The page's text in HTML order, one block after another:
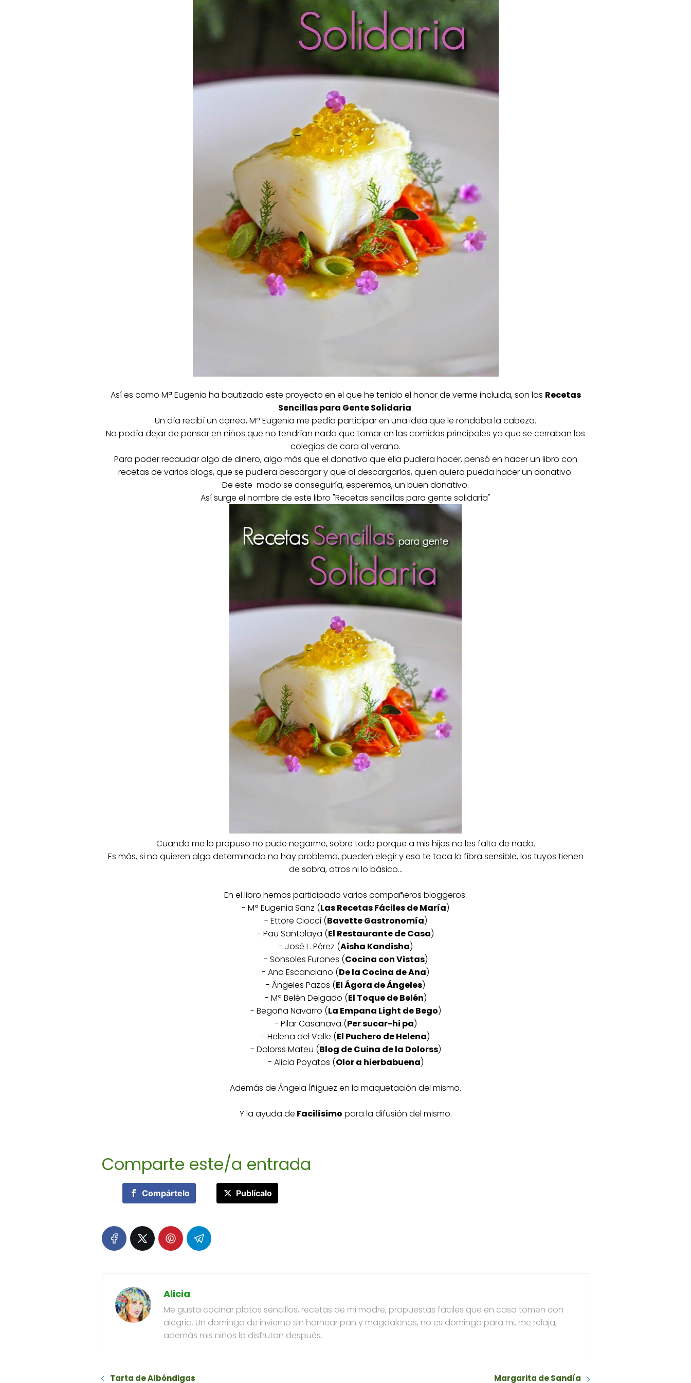
Así es como Mª Eugenia ha bautizado este proyecto en el que he tenido el honor de verme incluida, son las Recetas
Sencillas para Gente Solidaria.
Un día recibí un correo, Mª Eugenia me pedía participar en una idea que le rondaba la cabeza.
No podía dejar de pensar en niños que no tendrían nada que tomar en las comidas principales ya que se cerraban los
colegios de cara al verano.
Para poder recaudar algo de dinero, algo más que el donativo que ella pudiera hacer, pensó en hacer un libro con
recetas de varios blogs, que se pudiera descargar y que al descargarlos, quien quiera pueda hacer un donativo.
De este modo se conseguiría, esperemos, un buen donativo.
Así surge el nombre de este libro "Recetas sencillas para gente solidaria"
Cuando me lo propuso no pude negarme, sobre todo porque a mis hijos no les falta de nada.
Es más, si no quieren algo determinado no hay problema, pueden elegir y eso te toca la fibra sensible, los tuyos tienen
de sobra, otros ni lo básico...
En el libro hemos participado varios compañeros bloggeros:
- Mª Eugenia Sanz (Las Recetas Fáciles de María)
- Ettore Ciocci (Bavette Gastronomía)
- Pau Santolaya (El Restaurante de Casa)
- José L. Pérez (Aisha Kandisha)
- Sonsoles Furones (Cocina con Vistas)
- Ana Escanciano (De la Cocina de Ana)
- Ángeles Pazos (El Ágora de Ángeles)
- Mª Belén Delgado (El Toque de Belén)
- Begoña Navarro (La Empana Light de Bego)
- Pilar Casanava (Per sucar-hi pa)
- Helena del Valle (El Puchero de Helena)
- Dolorss Mateu (Blog de Cuina de la Dolorss)
- Alicia Poyatos (Olor a hierbabuena)
Además de Ángela Íñiguez en la maquetación del mismo.
Y la ayuda de Facilísimo para la difusión del mismo.
Comparte este/a entrada
Compártelo Publícalo
Alicia
Me gusta cocinar platos sencillos, recetas de mi madre, propuestas fáciles que en casa tomen con
alegría. Un domingo de invierno sin hornear pan y magdalenas, no es domingo para mi, me relaja,
además mis niños lo disfrutan después.
Tarta de Albóndigas Margarita de Sandía